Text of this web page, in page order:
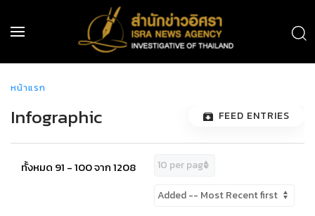
หน้าแรก
FEED ENTRIES
Infographic
ทั้งหมด 91 - 100 จาก 1208